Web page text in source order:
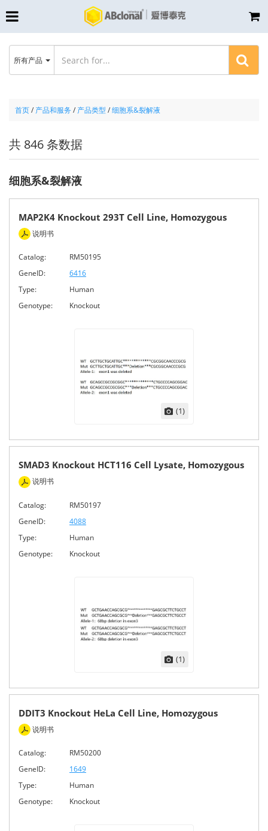
首页/ 产品和服务 / 产品类型 /细胞系&裂解液
共 846 条数据
细胞系&裂解液
MAP2K4 Knockout 293T Cell Line, Homozygous
说明书
Catalog:
RM50195
GeneID:
6416
Type:
Human
Genotype:
Knockout
(1)
SMAD3 Knockout HCT116 Cell Lysate, Homozygous
说明书
Catalog:
RM50197
GeneID:
4088
Type:
Human
Genotype:
Knockout
(1)
DDIT3 Knockout HeLa Cell Line, Homozygous
说明书
Catalog:
RM50200
GeneID:
1649
Type:
Human
Genotype:
Knockout
所有产品